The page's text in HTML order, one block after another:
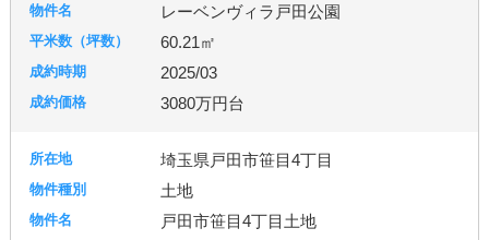
レーベンヴィラ戸田公園
60.21㎡
2025/03
3080万円台
埼玉県戸田市笹目4丁目
土地
戸田市笹目4丁目土地